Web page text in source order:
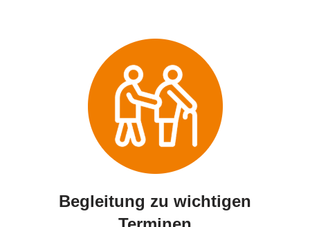
Begleitung zu wichtigen